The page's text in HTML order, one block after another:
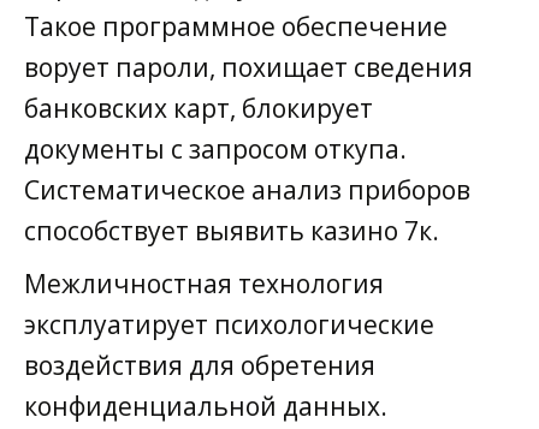
Такое программное обеспечение
ворует пароли, похищает сведения
банковских карт, блокирует
документы с запросом откупа.
Систематическое анализ приборов
способствует выявить казино 7к.
Межличностная технология
эксплуатирует психологические
воздействия для обретения
конфиденциальной данных.